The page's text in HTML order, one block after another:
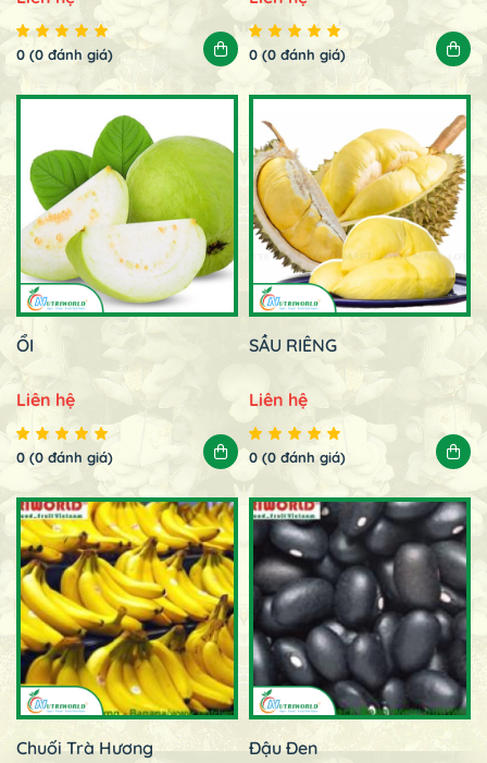
0 (0 đánh giá) 0 (0 đánh giá)
ỔI
Liên hệ
0 (0 đánh giá)
SẦU RIÊNG
Liên hệ
0 (0 đánh giá)
Chuối Trà Hương Đậu Đen